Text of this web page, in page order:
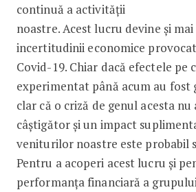
continuă a activității
noastre. Acest lucru devine și
incertitudinii economice
Covid-19. Chiar dacă efectele pe
experimentat până acum au fost
clar că o criză de genul acesta
câștigător și un impact
veniturilor noastre este probabil
Pentru a acoperi acest lucru și
performanța financiară a